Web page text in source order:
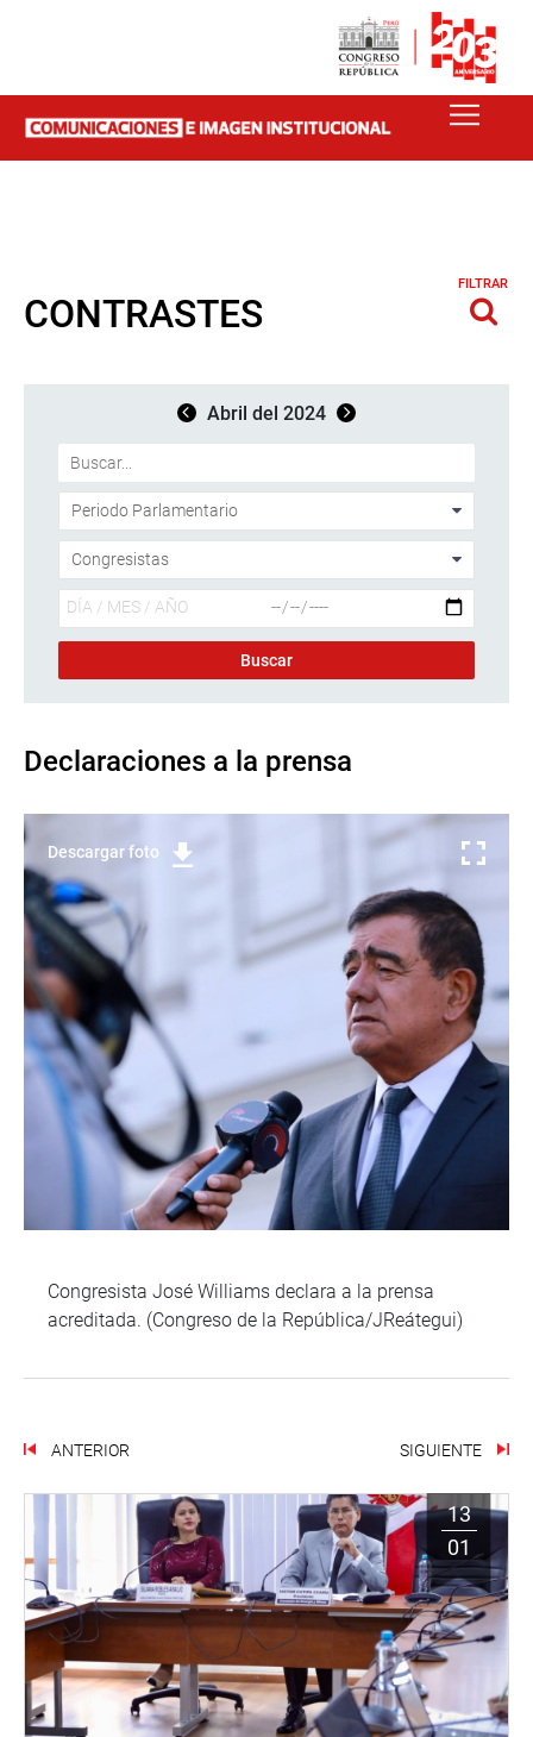
CONTRASTES
FILTRAR
Abril del 2024
Declaraciones a la prensa
Descargar foto
Congresista José Williams declara a la prensa
acreditada. (Congreso de la República/JReátegui)
ANTERIOR SIGUIENTE
13
01